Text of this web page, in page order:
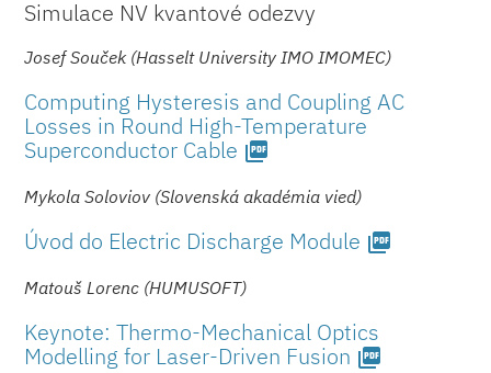
Simulace NV kvantové odezvy
Josef Souček (Hasselt University IMO IMOMEC)
Computing Hysteresis and Coupling AC
Losses in Round High-Temperature
Superconductor Ca­ble picture_as_pdf
Mykola Soloviov (Slovenská akadémia vied)
Úvod do Electric Discharge Module picture_as_pdf
Matouš Lorenc (HUMUSOFT)
Keynote: Thermo-Mechanical Optics
Modelling for Laser-Driven Fusion picture_as_pdf